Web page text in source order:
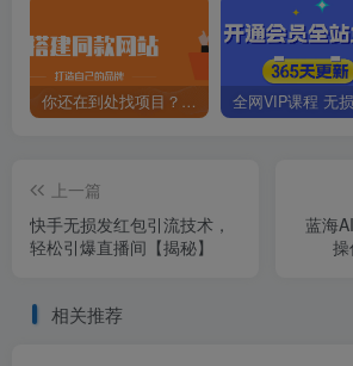
你还在到处找项目？还在当韭菜？我靠卖项目一个月收入5万+，曾经我也是个失败者。
上一篇
快手无损发红包引流技术，
轻松引爆直播间【揭秘】
蓝海
操
相关推荐